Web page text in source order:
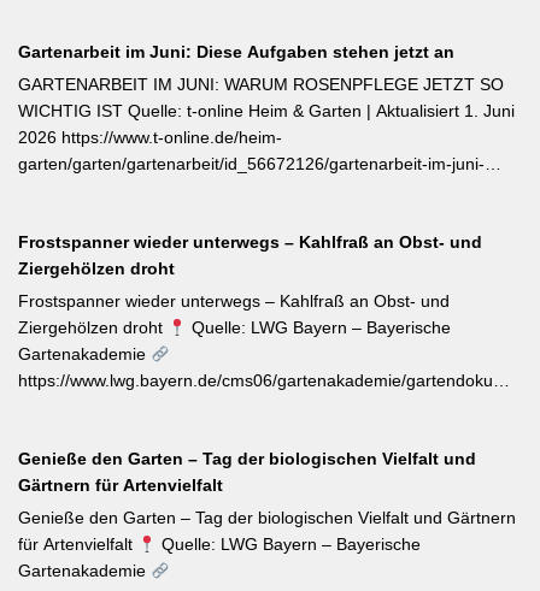
Abtrocknen des Taus, bevor die Mittagshitze ätherische Öle
verflüchtigt. Beim Schnitt empfehlen sich ganze Triebspitzen statt
einzelner Blätter — das fördert buschigen Neuaustrieb und
ermöglicht weitere Ernten im Sommer. Für die Trocknung werden
Büschel kopfüber an einem schattigen, luftigen Ort aufgehängt
Gartenarbeit im Juni: Diese Aufgaben stehen jetzt an
GARTENARBEIT IM JUNI: WARUM ROSENPFLEGE JETZT SO
WICHTIG IST Quelle: t-online Heim & Garten | Aktualisiert 1. Juni
2026 https://www.t-online.de/heim-
garten/garten/gartenarbeit/id_56672126/gartenarbeit-im-juni-
dem Boden — konsequent entfernt werden, da sie die veredelte
Sorte verdrängen. Kletterrosen wie ‚Sympathie‘ müssen neues
Riebtentrieb durch Anbinden in die gewünschte Richtung geleitet
werden. Ab Ende Juni ist die Hochblüte zudem die beste Zeit für
Veredelungen: robuste Sorten lassen sich jetzt mit jungen
Unterlagen zusammenbringen. Eine schnell wirkende
Spätsommer.
Frostspanner wieder unterwegs – Kahlfraß an Obst- und
Ziergehölzen droht
Frostspanner wieder unterwegs – Kahlfraß an Obst- und
Ziergehölzen droht
Quelle: LWG Bayern – Bayerische
Gartenakademie
https://www.lwg.bayern.de/cms06/gartenakademie/
Apfelbäumen, Rosen, Ahorn und Hartriegel. Die charakteristisch
„katzenbuckelnd“ krabbelenden Larven des Kleinen und Großen
Frostspanners können bei Massenbefall kahlen Fraß
verursachen. Gegenmaßnahmen: Leimringe ab Herbst, gezielter
Meisen-Förderung und – falls nötig – biologische
Genieße den Garten – Tag der biologischen Vielfalt und
Gärtnern für Artenvielfalt
Genieße den Garten – Tag der biologischen Vielfalt und Gärtnern
für Artenvielfalt
Quelle: LWG Bayern – Bayerische
Gartenakademie